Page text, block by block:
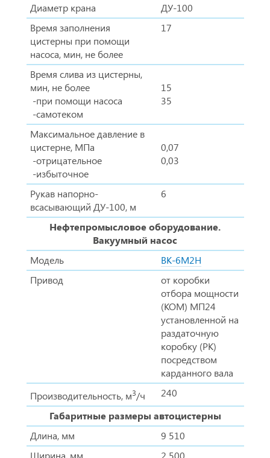
Диаметр крана
ДУ-100
Время заполнения
цистерны при помощи
насоса, мин, не более
17
Время слива из цистерны,
мин, не более
-при помощи насоса
-самотеком
15
35
Максимальное давление в
цистерне, МПа
-отрицательное
-избыточное
0,07
0,03
Рукав напорно-
всасывающий ДУ-100, м
6
Нефтепромысловое оборудование.
Вакуумный насос
Модель
ВК-6М2Н
Привод
от коробки
отбора мощности
(КОМ) МП24
установленной на
раздаточную
коробку (РК)
посредством
карданного вала
Производительность, м3/ч
240
Габаритные размеры автоцистерны
Длина, мм
9 510
Ширина, мм
2 500